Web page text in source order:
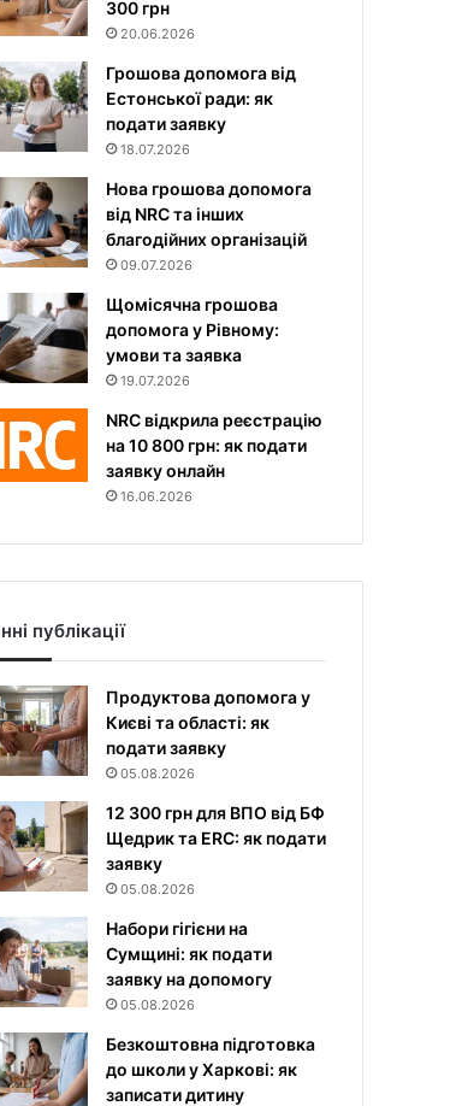
300 грн
20.06.2026
Грошова допомога від
Естонської ради: як
подати заявку
18.07.2026
Нова грошова допомога
від NRC та інших
благодійних організацій
09.07.2026
Щомісячна грошова
допомога у Рівному:
умови та заявка
19.07.2026
NRC відкрила реєстрацію
на 10 800 грн: як подати
заявку онлайн
16.06.2026
публікації
Продуктова допомога у
Києві та області: як
подати заявку
05.08.2026
12 300 грн для ВПО від БФ
Щедрик та ERC: як подати
заявку
05.08.2026
Набори гігієни на
Сумщині: як подати
заявку на допомогу
05.08.2026
Безкоштовна підготовка
до школи у Харкові: як
записати дитину